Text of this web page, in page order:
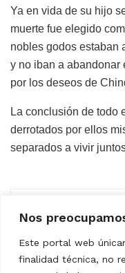
Nos
Este portal web
finalidad técnica, no
Ya en vida de su hijo
muerte fue elegido
nobles godos estaban
y no iban a abandonar
por los deseos de
La conclusión de todo
derrotados por ellos
separados a vivir